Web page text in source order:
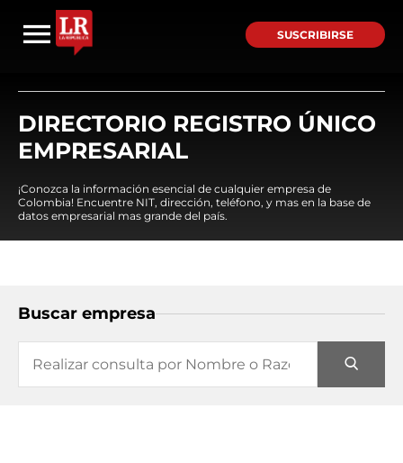
SUSCRIBIRSE
DIRECTORIO REGISTRO ÚNICO
EMPRESARIAL
¡Conozca la información esencial de cualquier empresa de
Colombia! Encuentre NIT, dirección, teléfono, y mas en la base de
datos empresarial mas grande del país.
Buscar empresa